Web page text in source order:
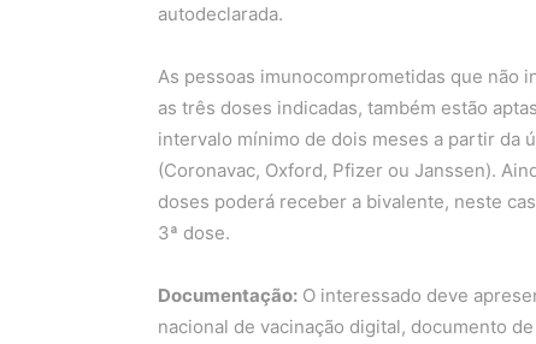
autodeclarada.
As pessoas imunocomprometidas que não
as três doses indicadas, também estão
intervalo mínimo de dois meses a partir da
(Coronavac, Oxford, Pfizer ou Janssen).
doses poderá receber a bivalente, neste
3ª dose.
Documentação:O interessado deve
nacional de vacinação digital, documento